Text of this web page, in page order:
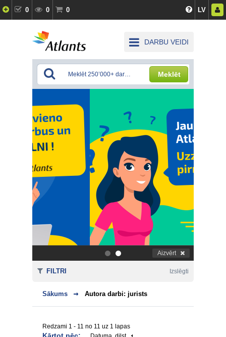
0 0 0 LV
DARBU VEIDI
Meklēt
. Aizvērt
Sākums Autora darbi: jurists
Redzami 1 - 11 no 11 uz 1 lapas
FILTRI Izslēgti